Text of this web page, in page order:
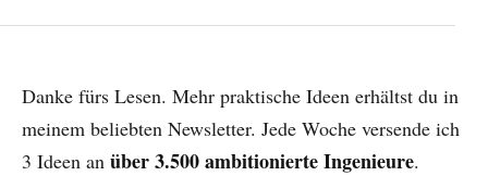
Danke fürs Lesen. Mehr praktische Ideen erhältst du in
meinem beliebten Newsletter. Jede Woche versende ich
3 Ideen an über 3.500 ambitionierte Ingenieure.